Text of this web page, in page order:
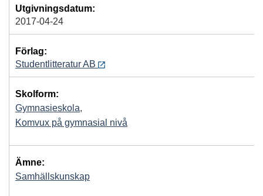
Utgivningsdatum:
2017-04-24
Förlag:
Studentlitteratur AB
Skolform:
Gymnasieskola,
Komvux på gymnasial nivå
Ämne:
Samhällskunskap